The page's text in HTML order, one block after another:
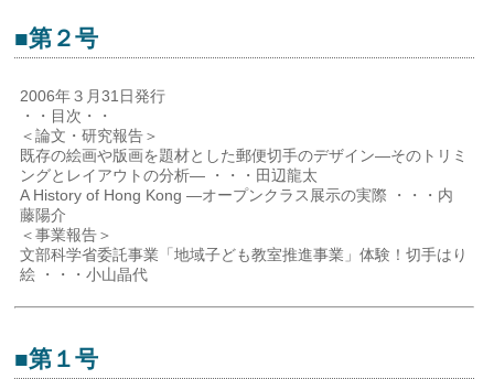
■第２号
2006年３月31日発行
・・目次・・
＜論文・研究報告＞
既存の絵画や版画を題材とした郵便切手のデザイン―そのトリミ
ングとレイアウトの分析― ・・・田辺龍太
A History of Hong Kong ―オープンクラス展示の実際 ・・・内
藤陽介
＜事業報告＞
文部科学省委託事業「地域子ども教室推進事業」体験！切手はり
絵 ・・・小山晶代
■第１号